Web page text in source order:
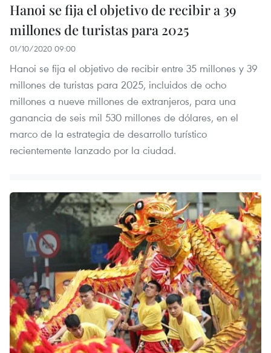
Hanoi se fija el objetivo de recibir a 39
millones de turistas para 2025
01/10/2020 09:00
Hanoi se fija el objetivo de recibir entre 35 millones y 39
millones de turistas para 2025, incluidos de ocho
millones a nueve millones de extranjeros, para una
ganancia de seis mil 530 millones de dólares, en el
marco de la estrategia de desarrollo turístico
recientemente lanzado por la ciudad.